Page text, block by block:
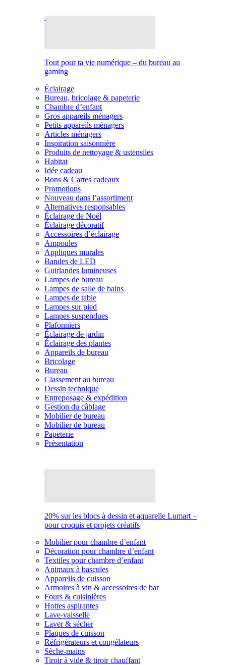
Tout pour ta vie numérique – du bureau au
gaming
Éclairage
Bureau, bricolage & papeterie
Chambre d’enfant
Gros appareils ménagers
Petits appareils ménagers
Articles ménagers
Inspiration saisonnière
Produits de nettoyage & ustensiles
Habitat
Idée cadeau
Bons & Cartes cadeaux
Promotions
Nouveau dans l’assortiment
Alternatives responsables
Éclairage de Noël
Éclairage décoratif
Accessoires d’éclairage
Ampoules
Appliques murales
Bandes de LED
Guirlandes lumineuses
Lampes de bureau
Lampes de salle de bains
Lampes de table
Lampes sur pied
Lampes suspendues
Plafonniers
Éclairage de jardin
Éclairage des plantes
Appareils de bureau
Bricolage
Bureau
Classement au bureau
Dessin technique
Entreposage & expédition
Gestion du câblage
Mobilier de bureau
Mobilier de bureau
Papeterie
Présentation
20% sur les blocs à dessin et aquarelle Lumart –
pour croquis et projets créatifs
Mobilier pour chambre d’enfant
Décoration pour chambre d’enfant
Textiles pour chambre d’enfant
Animaux à bascules
Appareils de cuisson
Armoires à vin & accessoires de bar
Fours & cuisinières
Hottes aspirantes
Lave-vaisselle
Laver & sécher
Plaques de cuisson
Réfrigérateurs et congélateurs
Sèche-mains
Tiroir à vide & tiroir chauffant